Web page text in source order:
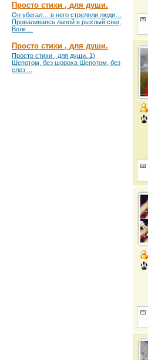
Просто стихи , для души.
Он убегал… в него стреляли люди…
Проваливаясь лапой в рыхлый снег,
Волк ...
Просто стихи , для души.
Просто стихи , для души. 1)
Шепотом, без шороха Шепотом, без
слез ...